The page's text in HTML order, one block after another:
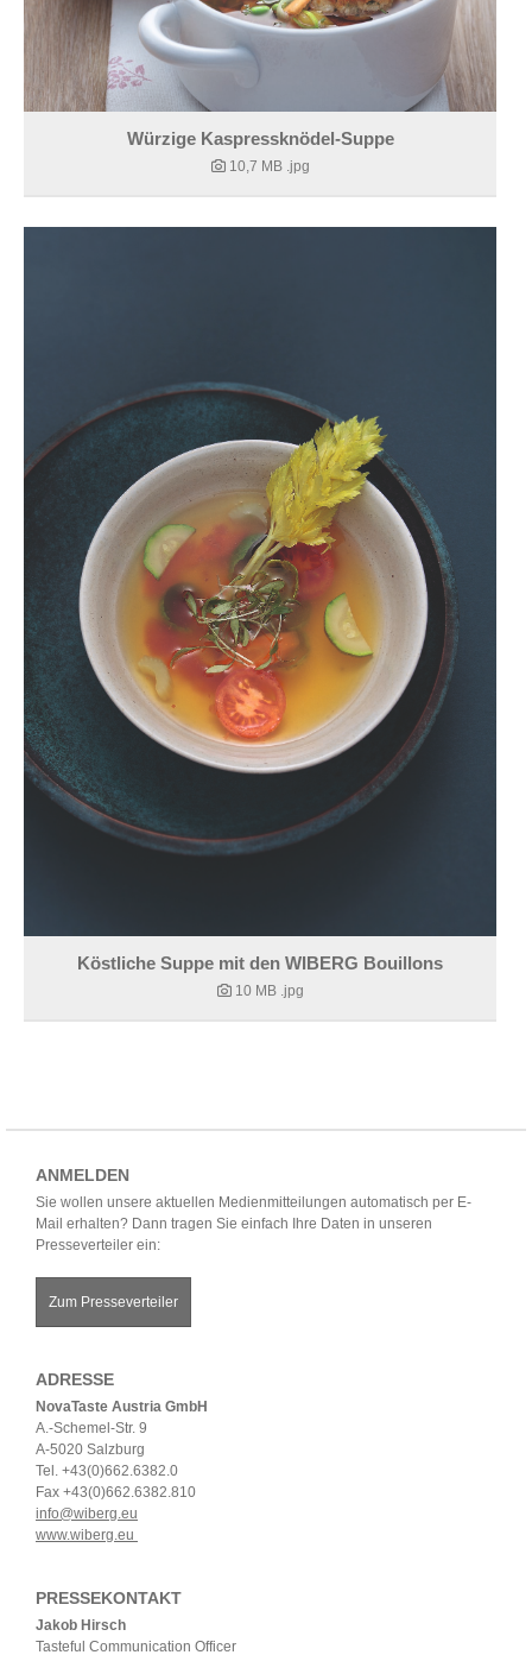
Würzige Kaspressknödel-Suppe
10,7 MB .jpg
Köstliche Suppe mit den WIBERG Bouillons
10 MB .jpg
ANMELDEN
Sie wollen unsere aktuellen Medienmitteilungen automatisch per E-
Mail erhalten? Dann tragen Sie einfach Ihre Daten in unseren
Presseverteiler ein:
Zum Presseverteiler
ADRESSE
NovaTaste Austria GmbH
A.-Schemel-Str. 9
A-5020 Salzburg
Tel. +43(0)662.6382.0
Fax +43(0)662.6382.810
info@wiberg.eu
www.wiberg.eu
PRESSEKONTAKT
Jakob Hirsch
Tasteful Communication Officer